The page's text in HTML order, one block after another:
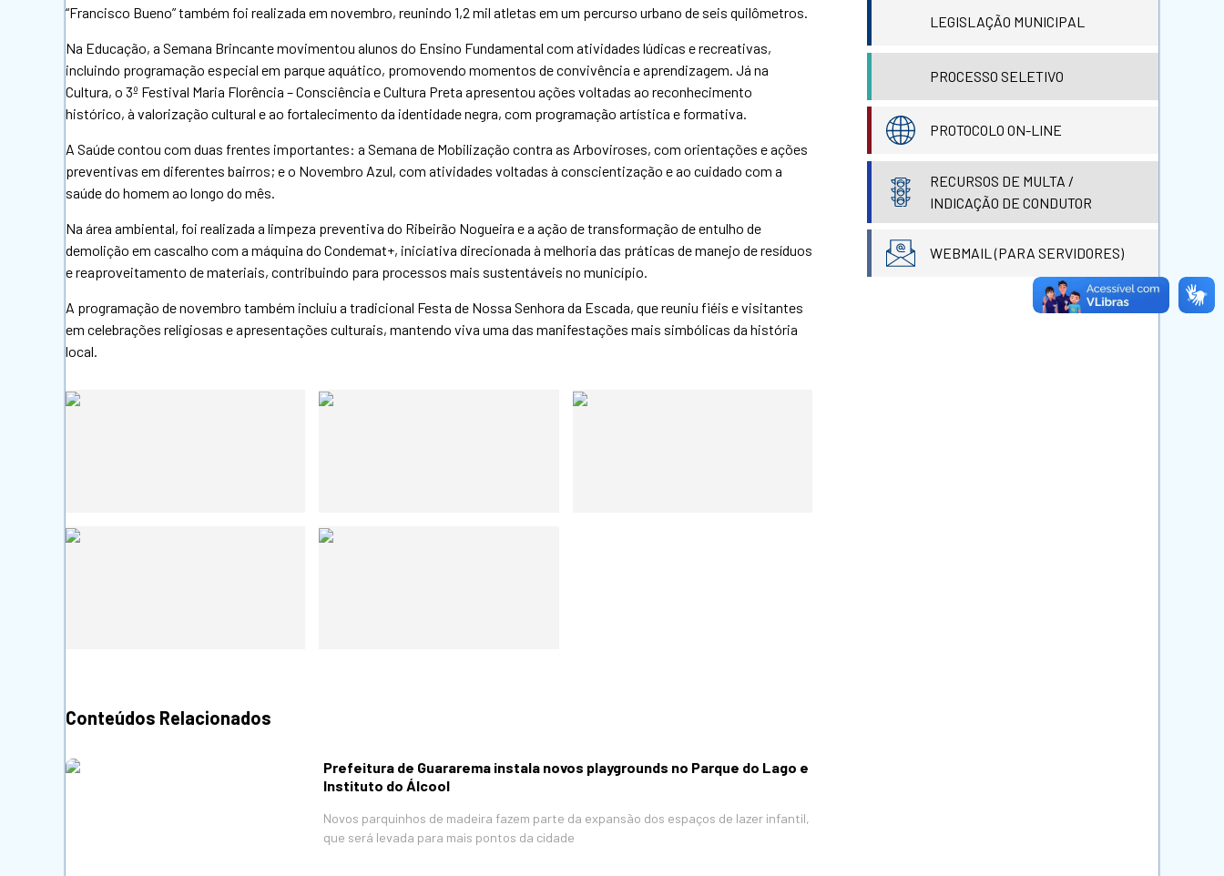
“Francisco Bueno” também foi realizada em novembro, reunindo 1,2 mil atletas em um percurso urbano de seis quilômetros.
Na Educação, a Semana Brincante movimentou alunos do Ensino Fundamental com atividades lúdicas e recreativas,
incluindo programação especial em parque aquático, promovendo momentos de convivência e aprendizagem. Já na
Cultura, o 3º Festival Maria Florência – Consciência e Cultura Preta apresentou ações voltadas ao reconhecimento
histórico, à valorização cultural e ao fortalecimento da identidade negra, com programação artística e formativa.
A Saúde contou com duas frentes importantes: a Semana de Mobilização contra as Arboviroses, com orientações e ações
preventivas em diferentes bairros; e o Novembro Azul, com atividades voltadas à conscientização e ao cuidado com a
saúde do homem ao longo do mês.
Na área ambiental, foi realizada a limpeza preventiva do Ribeirão Nogueira e a ação de transformação de entulho de
demolição em cascalho com a máquina do Condemat+, iniciativa direcionada à melhoria das práticas de manejo de resíduos
e reaproveitamento de materiais, contribuindo para processos mais sustentáveis no município.
A programação de novembro também incluiu a tradicional Festa de Nossa Senhora da Escada, que reuniu fiéis e visitantes
em celebrações religiosas e apresentações culturais, mantendo viva uma das manifestações mais simbólicas da história
local.
Conteúdos Relacionados
Prefeitura de Guararema instala novos playgrounds no Parque do Lago e
Instituto do Álcool
Novos parquinhos de madeira fazem parte da expansão dos espaços de lazer infantil,
que será levada para mais pontos da cidade
LEGISLAÇÃO MUNICIPAL
PROCESSO SELETIVO
PROTOCOLO ON-LINE
RECURSOS DE MULTA /
INDICAÇÃO DE CONDUTOR
WEBMAIL (PARA SERVIDORES)